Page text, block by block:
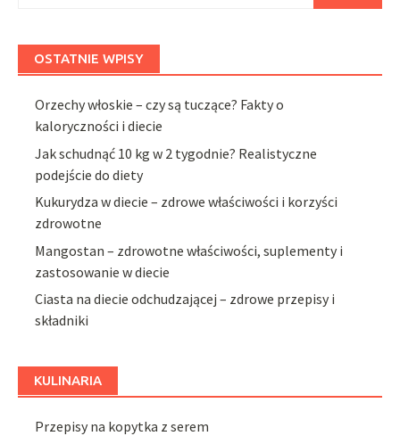
OSTATNIE WPISY
Orzechy włoskie – czy są tuczące? Fakty o
kaloryczności i diecie
Jak schudnąć 10 kg w 2 tygodnie? Realistyczne
podejście do diety
Kukurydza w diecie – zdrowe właściwości i korzyści
zdrowotne
Mangostan – zdrowotne właściwości, suplementy i
zastosowanie w diecie
Ciasta na diecie odchudzającej – zdrowe przepisy i
składniki
KULINARIA
Przepisy na kopytka z serem